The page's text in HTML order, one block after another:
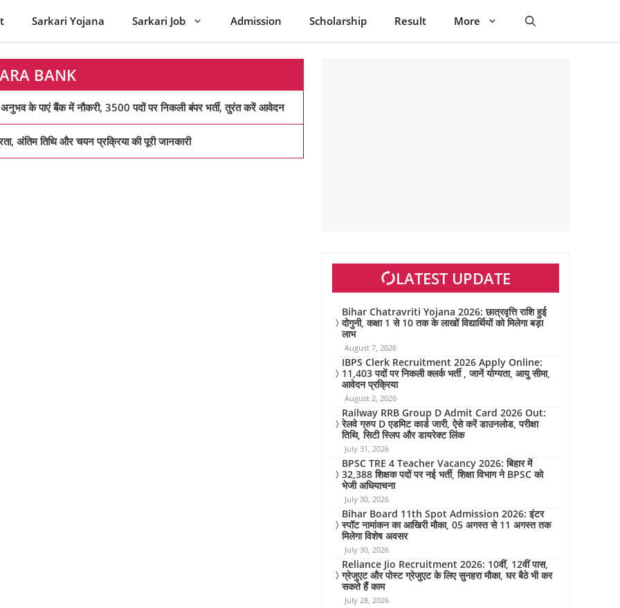
Sarkari Yojana Sarkari Job Admission Scholarship Result More
BANK
पाएं बैंक में नौकरी, 3500 पदों पर निकली बंपर भर्ती, तुरंत करें आवेदन
तिथि और चयन प्रक्रिया की पूरी जानकारी
LATEST UPDATE
Bihar Chatravriti Yojana 2026: छात्रवृत्ति राशि हुई
दोगुनी, कक्षा 1 से 10 तक के लाखों विद्यार्थियों को मिलेगा बड़ा
लाभ
August 7, 2026
IBPS Clerk Recruitment 2026 Apply Online:
11,403 पदों पर निकली क्लर्क भर्ती , जानें योग्यता, आयु सीमा,
आवेदन प्रक्रिया
August 2, 2026
Railway RRB Group D Admit Card 2026 Out:
रेलवे ग्रुप D एडमिट कार्ड जारी, ऐसे करें डाउनलोड, परीक्षा
तिथि, सिटी स्लिप और डायरेक्ट लिंक
July 31, 2026
BPSC TRE 4 Teacher Vacancy 2026: बिहार में
32,388 शिक्षक पदों पर नई भर्ती, शिक्षा विभाग ने BPSC को
भेजी अधियाचना
July 30, 2026
Bihar Board 11th Spot Admission 2026: इंटर
स्पॉट नामांकन का आखिरी मौका, 05 अगस्त से 11 अगस्त तक
मिलेगा विशेष अवसर
July 30, 2026
Reliance Jio Recruitment 2026: 10वीं, 12वीं पास,
ग्रेजुएट और पोस्ट ग्रेजुएट के लिए सुनहरा मौका, घर बैठे भी कर
सकते हैं काम
July 28, 2026